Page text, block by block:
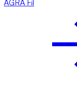
AGRA Fil